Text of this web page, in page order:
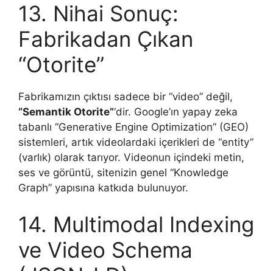
13. Nihai Sonuç:
Fabrikadan Çıkan
“Otorite”
Fabrikamızın çıktısı sadece bir “video” değil,
“Semantik Otorite”‘dir. Google’ın yapay zeka
tabanlı “Generative Engine Optimization” (GEO)
sistemleri, artık videolardaki içerikleri de “entity”
(varlık) olarak tarıyor. Videonun içindeki metin,
ses ve görüntü, sitenizin genel “Knowledge
Graph” yapısına katkıda bulunuyor.
14. Multimodal Indexing
ve Video Schema